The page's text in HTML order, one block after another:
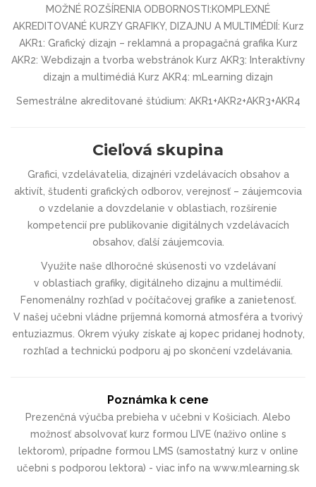
MOŽNÉ ROZŠÍRENIA ODBORNOSTI:KOM­PLEXNÉ
AKREDITOVANÉ KURZY GRAFIKY, DIZAJNU A MULTIMÉDIÍ: Kurz
AKR1: Grafický dizajn – reklamná a propagačná grafika Kurz
AKR2: Webdizajn a tvorba webstránok Kurz AKR3: Interaktívny
dizajn a multimédiá Kurz AKR4: mLearning dizajn
Semestrálne akreditované štúdium: AKR1+AKR2+AKR3+AKR4
Cieľová skupina
Grafici, vzdelávatelia, dizajnéri vzdelávacích obsahov a
aktivít, študenti grafických odborov, verejnosť – záujemcovia
o vzdelanie a dovzdelanie v oblastiach, rozšírenie
kompetencií pre publikovanie digitálnych vzdelávacích
obsahov, ďalší záujemcovia.
Využite naše dlhoročné skúsenosti vo vzdelávaní
v oblastiach grafiky, digitálneho dizajnu a multimédií.
Fenomenálny rozhľad v počítačovej grafike a zanietenosť.
V našej učebni vládne príjemná komorná atmosféra a tvorivý
entuziazmus. Okrem výuky získate aj kopec pridanej hodnoty,
rozhľad a technickú podporu aj po skončení vzdelávania.
Poznámka k cene
Prezenčná výučba prebieha v učebni v Košiciach. Alebo
možnosť absolvovať kurz formou LIVE (naživo online s
lektorom), prípadne formou LMS (samostatný kurz v online
učebni s podporou lektora) - viac info na www.mlearning.sk